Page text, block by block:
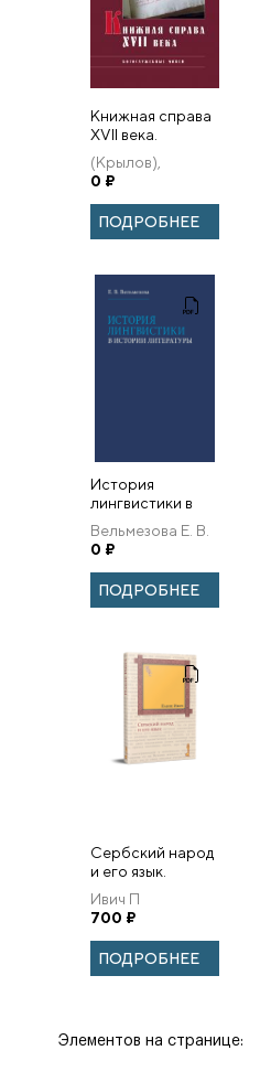
Книжная справа
XVII века.
Богослужебные
Минеи
(Крылов),
протоиерей Г.
0 ₽
ПОДРОБНЕЕ
История
лингвистики в
истории
литературы
Вельмезова Е. В.
0 ₽
ПОДРОБНЕЕ
Сербский народ
и его язык.
Ивич П
700 ₽
ПОДРОБНЕЕ
Элементов на странице: